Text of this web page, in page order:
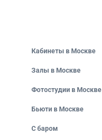
Кабинеты в Москве
Залы в Москве
Фотостудии в Москве
Бьюти в Москве
С баром